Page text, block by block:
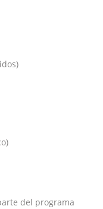
del programa